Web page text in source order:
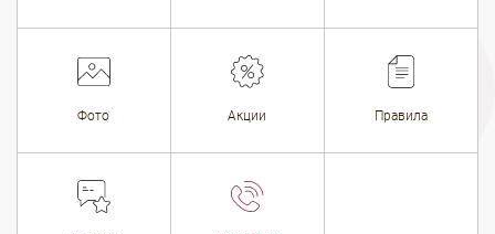
Фото Акции Правила